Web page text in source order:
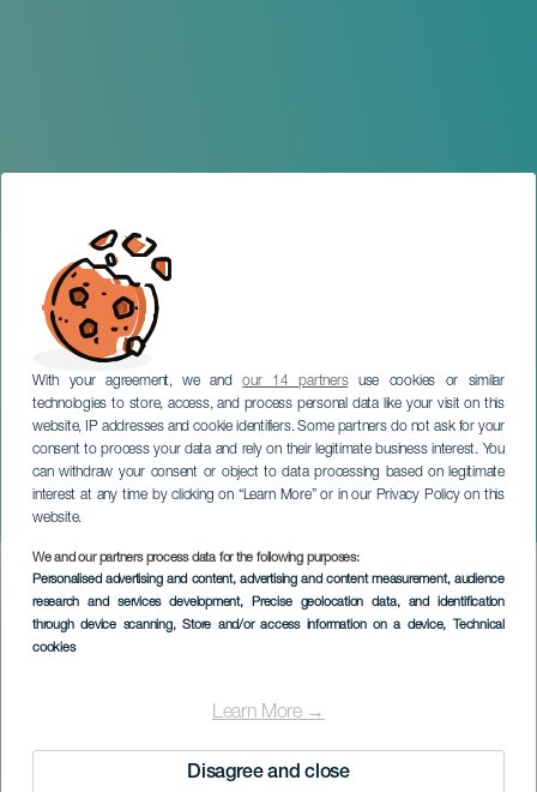
With your agreement, we andour 14 partnersuse cookies or similar
technologies to store, access, and process personal data like your visit on this
website, IP addresses and cookie identifiers. Some partners do not ask for your
consent to process your data and rely on their legitimate business interest. You
can withdraw your consent or object to data processing based on legitimate
interest at any time by clicking on “Learn More” or in our Privacy Policy on this
website.
We and our partners process data for the following purposes:
Personalised advertising and content, advertising and content measurement, audience
research and services development, Precise geolocation data, and identification
through device scanning, Store and/or access information on a device, Technical
cookies
Learn More →
Disagree and close
Kärlekens trädgård i
konsert
TENERIFE
Imagen
Listado